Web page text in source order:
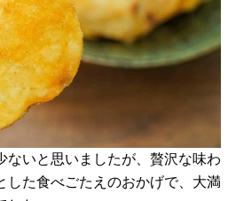
ないと思いましたが、贅沢な味わ
した食べごたえのおかげで、大満